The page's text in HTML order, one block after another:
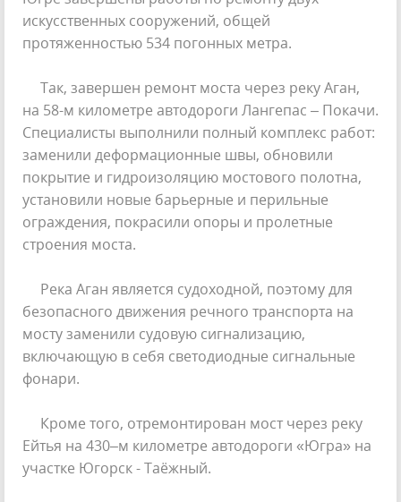
искусственных сооружений, общей
протяженностью 534 погонных метра.
Так, завершен ремонт моста через реку Аган,
на 58-м километре автодороги Лангепас – Покачи.
Специалисты выполнили полный комплекс работ:
заменили деформационные швы, обновили
покрытие и гидроизоляцию мостового полотна,
установили новые барьерные и перильные
ограждения, покрасили опоры и пролетные
строения моста.
Река Аган является судоходной, поэтому для
безопасного движения речного транспорта на
мосту заменили судовую сигнализацию,
включающую в себя светодиодные сигнальные
фонари.
Кроме того, отремонтирован мост через реку
Ейтья на 430–м километре автодороги «Югра» на
участке Югорск - Таёжный.